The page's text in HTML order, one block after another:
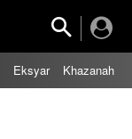
Eksyar Khazanah